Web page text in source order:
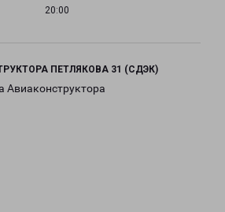
20:00
ПЕТЛЯКОВА 31 (СДЭК)
Авиаконструктора